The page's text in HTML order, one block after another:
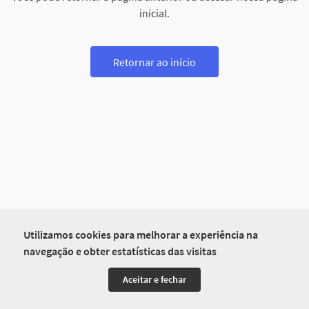
Utilizamos cookies para melhorar a experiência na
navegação e obter estatísticas das visitas
Aceitar e fechar
inicial.
Retornar ao início